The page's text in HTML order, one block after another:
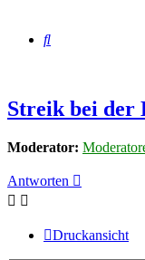
Suche
Streik bei der
Moderator:
Antworten
Druckansicht